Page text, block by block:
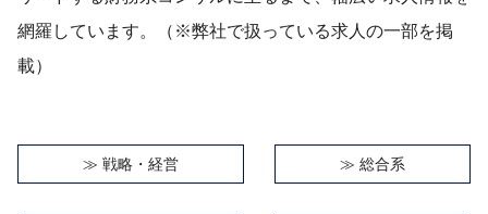
網羅しています。（※弊社で扱っている求人の一部を掲
載）
≫ 戦略・経営 ≫総合系